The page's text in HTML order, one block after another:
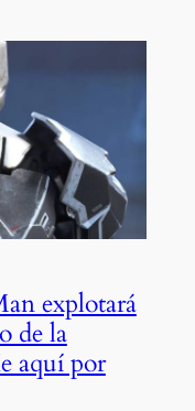
explotará
de la
aquí por